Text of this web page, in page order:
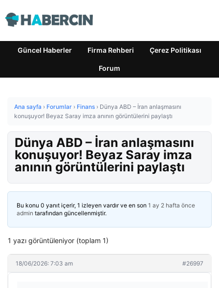
Güncel Haberler Firma Rehberi Çerez Politikası
Forum
Ana sayfa › Forumlar › Finans › Dünya ABD – İran anlaşmasını
konuşuyor! Beyaz Saray imza anının görüntülerini paylaştı
Dünya ABD – İran anlaşmasını
konuşuyor! Beyaz Saray imza
anının görüntülerini paylaştı
Bu konu 0 yanıt içerir, 1 izleyen vardır ve en son 1 ay 2 hafta önce
admin tarafından güncellenmiştir.
1 yazı görüntüleniyor (toplam 1)
18/06/2026: 7:03 am #26997